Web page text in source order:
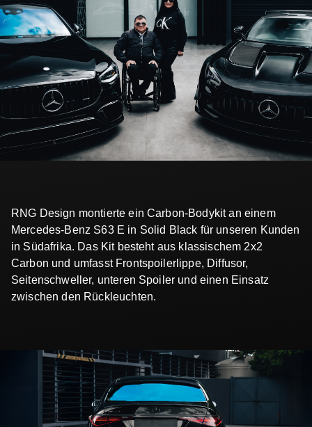
RNG Design montierte ein Carbon-Bodykit an einem
Mercedes-Benz S63 E in Solid Black für unseren Kunden
in Südafrika. Das Kit besteht aus klassischem 2x2
Carbon und umfasst Frontspoilerlippe, Diffusor,
Seitenschweller, unteren Spoiler und einen Einsatz
zwischen den Rückleuchten.